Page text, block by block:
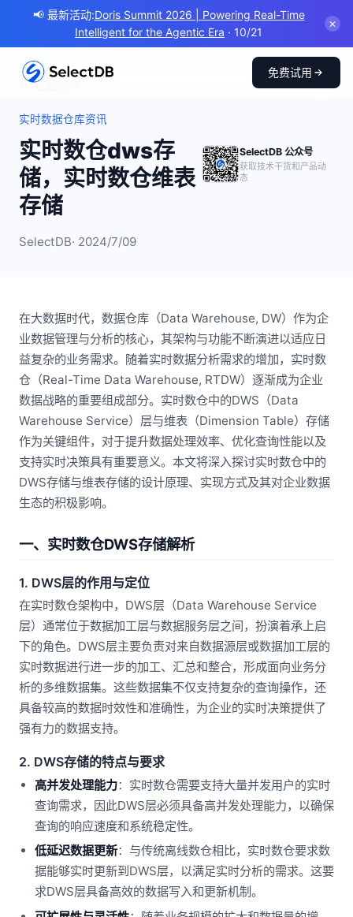
📢 最新活动:Doris Summit 2026 | Powering Real-Time
Intelligent for the Agentic Era · 10/21
✕
免费试用
← 返回博客
实时数据仓库资讯
实时数仓dws存
储，实时数仓维表
存储
SelectDB· 2024/7/09
SelectDB 公众号
获取技术干货和产品动
态
在大数据时代，数据仓库（Data Warehouse, DW）作为企
业数据管理与分析的核心，其架构与功能不断演进以适应日
益复杂的业务需求。随着实时数据分析需求的增加，实时数
仓（Real-Time Data Warehouse, RTDW）逐渐成为企业
数据战略的重要组成部分。实时数仓中的DWS（Data
Warehouse Service）层与维表（Dimension Table）存储
作为关键组件，对于提升数据处理效率、优化查询性能以及
支持实时决策具有重要意义。本文将深入探讨实时数仓中的
DWS存储与维表存储的设计原理、实现方式及其对企业数据
生态的积极影响。
一、实时数仓DWS存储解析
1. DWS层的作用与定位
在实时数仓架构中，DWS层（Data Warehouse Service
层）通常位于数据加工层与数据服务层之间，扮演着承上启
下的角色。DWS层主要负责对来自数据源层或数据加工层的
实时数据进行进一步的加工、汇总和整合，形成面向业务分
析的多维数据集。这些数据集不仅支持复杂的查询操作，还
具备较高的数据时效性和准确性，为企业的实时决策提供了
强有力的数据支持。
2. DWS存储的特点与要求
高并发处理能力：实时数仓需要支持大量并发用户的实时
查询需求，因此DWS层必须具备高并发处理能力，以确保
查询的响应速度和系统稳定性。
低延迟数据更新：与传统离线数仓相比，实时数仓要求数
据能够实时更新到DWS层，以满足实时分析的需求。这要
求DWS层具备高效的数据写入和更新机制。